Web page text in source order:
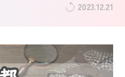
2023.12.21